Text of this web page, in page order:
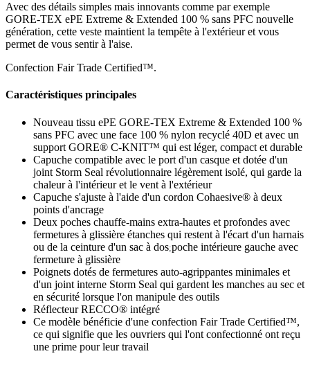
Avec des détails simples mais innovants comme par exemple
GORE-TEX ePE Extreme & Extended 100 % sans PFC nouvelle
génération, cette veste maintient la tempête à l'extérieur et vous
permet de vous sentir à l'aise.
Confection Fair Trade Certified™.
Caractéristiques principales
Nouveau tissu ePE GORE-TEX Extreme & Extended 100 %
sans PFC avec une face 100 % nylon recyclé 40D et avec un
support GORE® C-KNIT™ qui est léger, compact et durable
Capuche compatible avec le port d'un casque et dotée d'un
joint Storm Seal révolutionnaire légèrement isolé, qui garde la
chaleur à l'intérieur et le vent à l'extérieur
Capuche s'ajuste à l'aide d'un cordon Cohaesive® à deux
points d'ancrage
Deux poches chauffe-mains extra-hautes et profondes avec
fermetures à glissière étanches qui restent à l'écart d'un harnais
ou de la ceinture d'un sac à dos;poche intérieure gauche avec
fermeture à glissière
Poignets dotés de fermetures auto-agrippantes minimales et
d'un joint interne Storm Seal qui gardent les manches au sec et
en sécurité lorsque l'on manipule des outils
Réflecteur RECCO® intégré
Ce modèle bénéficie d'une confection Fair Trade Certified™,
ce qui signifie que les ouvriers qui l'ont confectionné ont reçu
une prime pour leur travail